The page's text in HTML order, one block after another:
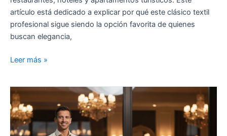
artículo está dedicado a explicar por qué este clásico textil
profesional sigue siendo la opción favorita de quienes
buscan elegancia,
Leer más »
Coherencia
Visual
hostelería: